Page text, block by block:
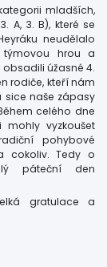
mladších,
A, 3. B), které se
neudělalo
týmovou hrou a
úžasné 4.
rodiče, kteří nám
sice naše zápasy
celého dne
vyzkoušet
pohybové
cokoliv. Tedy o
páteční den
gratulace a